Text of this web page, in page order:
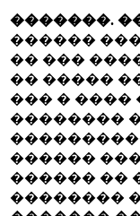
�������.
������
�� ���
�� �����
��� � ����
��������
������
������ ��
��������